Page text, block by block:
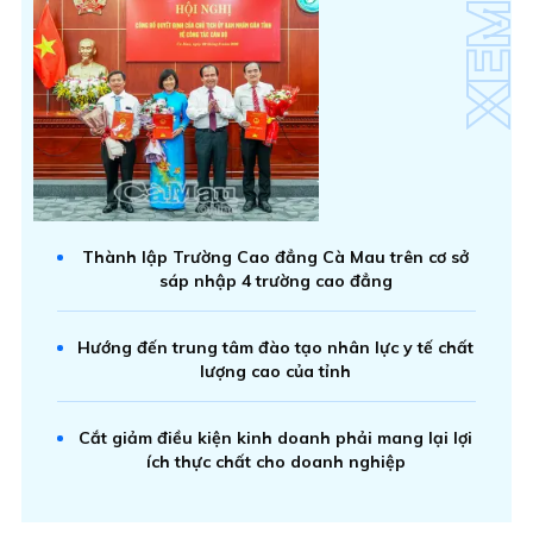
Thành lập Trường Cao đẳng Cà Mau trên cơ sở
sáp nhập 4 trường cao đẳng
Hướng đến trung tâm đào tạo nhân lực y tế chất
lượng cao của tỉnh
Cắt giảm điều kiện kinh doanh phải mang lại lợi
ích thực chất cho doanh nghiệp